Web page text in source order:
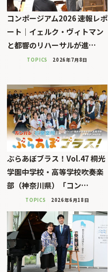
コンポージアム2026 速報レポ
ート｜イェルク・ヴィトマン
と都響のリハーサルが進…
TOPICS 2026年7月8日
ぶらあぼブラス！Vol.47 桐光
学園中学校・高等学校吹奏楽
部（神奈川県）「コン…
TOPICS 2026年6月18日